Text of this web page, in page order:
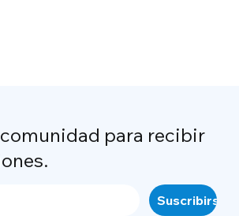
para recibir